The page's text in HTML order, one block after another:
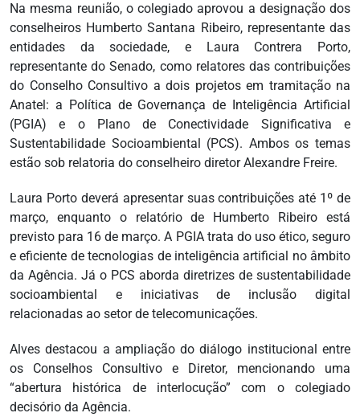
Na mesma reunião, o colegiado aprovou a designação dos
conselheiros Humberto Santana Ribeiro, representante das
entidades da sociedade, e Laura Contrera Porto,
representante do Senado, como relatores das contribuições
do Conselho Consultivo a dois projetos em tramitação na
Anatel: a Política de Governança de Inteligência Artificial
(PGIA) e o Plano de Conectividade Significativa e
Sustentabilidade Socioambiental (PCS). Ambos os temas
estão sob relatoria do conselheiro diretor Alexandre Freire.
Laura Porto deverá apresentar suas contribuições até 1º de
março, enquanto o relatório de Humberto Ribeiro está
previsto para 16 de março. A PGIA trata do uso ético, seguro
e eficiente de tecnologias de inteligência artificial no âmbito
da Agência. Já o PCS aborda diretrizes de sustentabilidade
socioambiental e iniciativas de inclusão digital
relacionadas ao setor de telecomunicações.
Alves destacou a ampliação do diálogo institucional entre
os Conselhos Consultivo e Diretor, mencionando uma
“abertura histórica de interlocução” com o colegiado
decisório da Agência.